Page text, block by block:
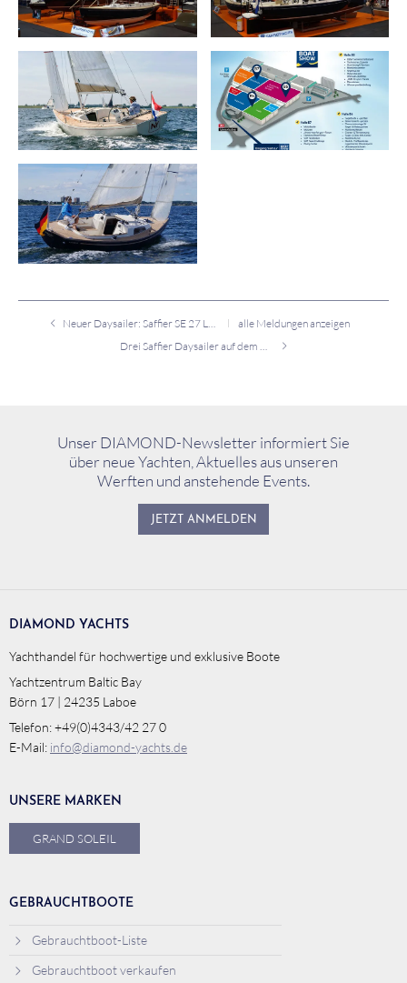
alle Meldungen anzeigen
Unser DIAMOND-Newsletter informiert Sie
über neue Yachten, Aktuelles aus unseren
Werften und anstehende Events.
JETZT ANMELDEN
DIAMOND YACHTS
Yachthandel für hochwertige und exklusive Boote
Yachtzentrum Baltic Bay
Börn 17 | 24235 Laboe
Telefon: +49(0)4343/42 27 0
E-Mail: info@diamond-yachts.de
UNSERE MARKEN
GRAND SOLEIL
GEBRAUCHTBOOTE
Gebrauchtboot-Liste
Gebrauchtboot verkaufen